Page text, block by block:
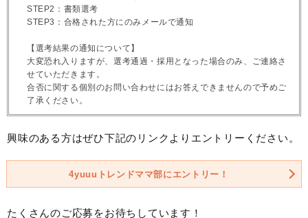
STEP2：書類選考
STEP3：合格された方にのみメールで通知
【選考結果の通知について】
大変恐れ入りますが、選考通過・採用となった場合のみ、ご連絡さ
せていただきます。
合否に関する個別のお問い合わせにはお答えできませんので予めご
了承ください。
興味のある方はぜひ下記のリンクよりエントリーください。
4yuuuトレンドママ部にエントリー！
たくさんのご応募をお待ちしています！